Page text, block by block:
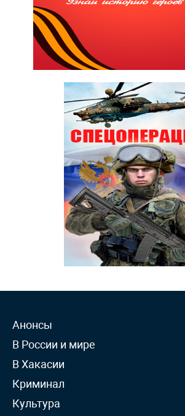
Анонсы
В России и мире
В Хакасии
Криминал
Культура